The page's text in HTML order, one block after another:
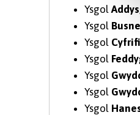
Ysgol
Ysgol
Ysgol
Ysgol
Ysgol
Ysgol
Ysgol